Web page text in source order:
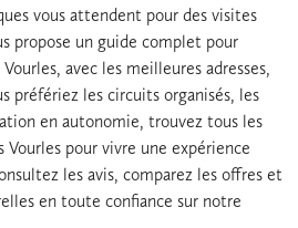
vous attendent pour des visites
propose un guide complet pour
avec les meilleures adresses,
préfériez les circuits organisés, les
en autonomie, trouvez tous les
Vourles pour vivre une expérience
les avis, comparez les offres et
en toute confiance sur notre